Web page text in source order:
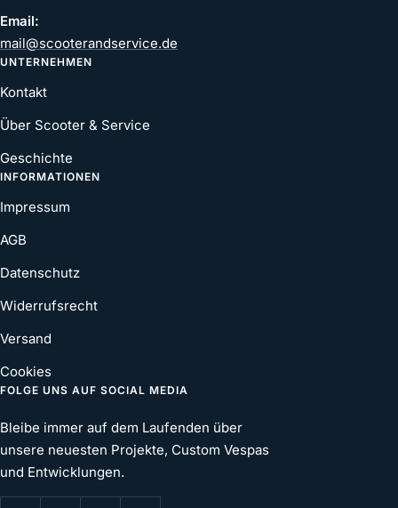
Email:
mail@scooterandservice.de
UNTERNEHMEN
Kontakt
Über Scooter & Service
Geschichte
INFORMATIONEN
Impressum
AGB
Datenschutz
Widerrufsrecht
Versand
Cookies
FOLGE UNS AUF SOCIAL MEDIA
Bleibe immer auf dem Laufenden über
unsere neuesten Projekte, Custom Vespas
und Entwicklungen.